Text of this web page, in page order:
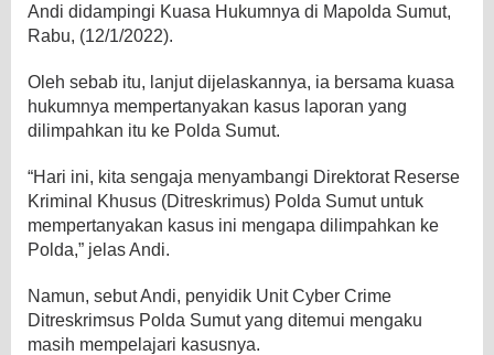
Andi didampingi Kuasa Hukumnya di Mapolda Sumut,
Rabu, (12/1/2022).
Oleh sebab itu, lanjut dijelaskannya, ia bersama kuasa
hukumnya mempertanyakan kasus laporan yang
dilimpahkan itu ke Polda Sumut.
“Hari ini, kita sengaja menyambangi Direktorat Reserse
Kriminal Khusus (Ditreskrimus) Polda Sumut untuk
mempertanyakan kasus ini mengapa dilimpahkan ke
Polda,” jelas Andi.
Namun, sebut Andi, penyidik Unit Cyber Crime
Ditreskrimsus Polda Sumut yang ditemui mengaku
masih mempelajari kasusnya.